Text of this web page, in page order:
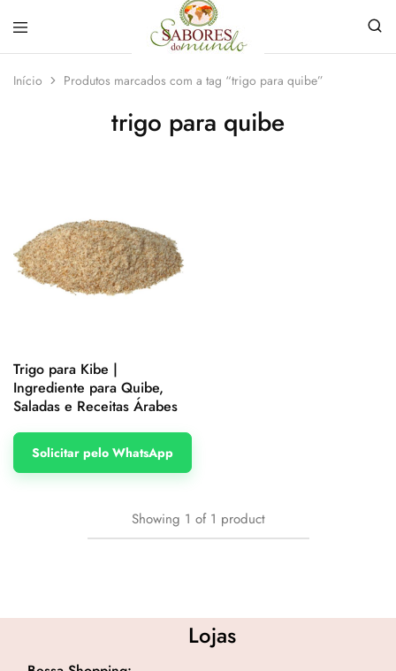
do
Mundo
loja
de
Especiarias
Início Produtos marcados com a tag “trigo para quibe”
trigo para quibe
Trigo para Kibe |
Ingrediente para Quibe,
Saladas e Receitas Árabes
Solicitar pelo WhatsApp
Showing 1 of 1 product
Lojas